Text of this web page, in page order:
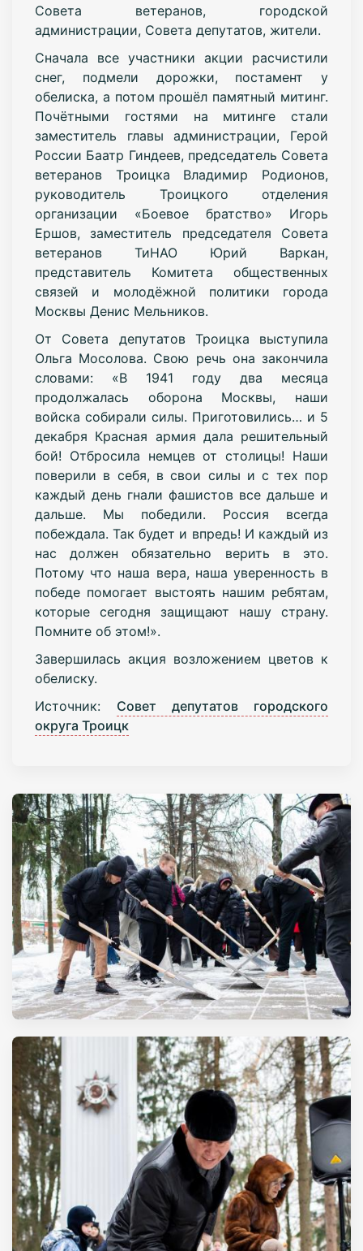
Совета ветеранов, городской
администрации, Совета депутатов, жители.
Сначала все участники акции расчистили
снег, подмели дорожки, постамент у
обелиска, а потом прошёл памятный митинг.
Почётными гостями на митинге стали
заместитель главы администрации, Герой
России Баатр Гиндеев, председатель Совета
ветеранов Троицка Владимир Родионов,
руководитель Троицкого отделения
организации «Боевое братство» Игорь
Ершов, заместитель председателя Совета
ветеранов ТиНАО Юрий Варкан,
представитель Комитета общественных
связей и молодёжной политики города
Москвы Денис Мельников.
От Совета депутатов Троицка выступила
Ольга Мосолова. Свою речь она закончила
словами: «В 1941 году два месяца
продолжалась оборона Москвы, наши
войска собирали силы. Приготовились… и 5
декабря Красная армия дала решительный
бой! Отбросила немцев от столицы! Наши
поверили в себя, в свои силы и с тех пор
каждый день гнали фашистов все дальше и
дальше. Мы победили. Россия всегда
побеждала. Так будет и впредь! И каждый из
нас должен обязательно верить в это.
Потому что наша вера, наша уверенность в
победе помогает выстоять нашим ребятам,
которые сегодня защищают нашу страну.
Помните об этом!».
Завершилась акция возложением цветов к
обелиску.
Источник: Совет депутатов городского
округа Троицк